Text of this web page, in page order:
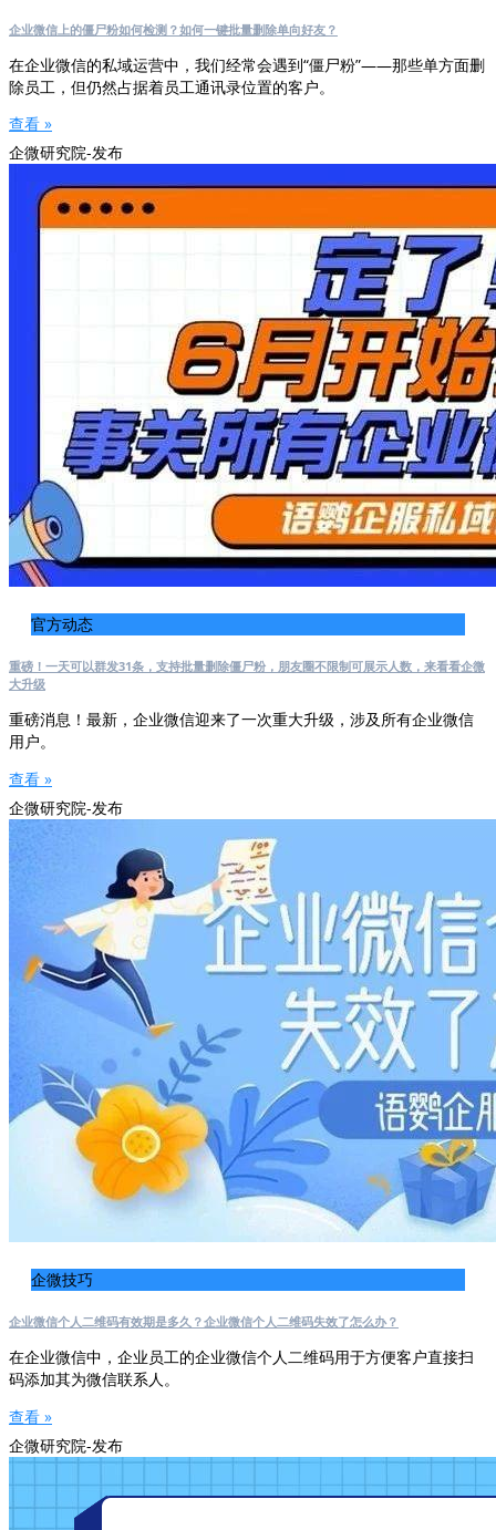
企业微信上的僵尸粉如何检测？如何一键批量删除单向好友？
在企业微信的私域运营中，我们经常会遇到“僵尸粉”——那些单方面删
除员工，但仍然占据着员工通讯录位置的客户。
查看 »
企微研究院-发布
官方动态
重磅！一天可以群发31条，支持批量删除僵尸粉，朋友圈不限制可展示人数，来看看企微
大升级
重磅消息！最新，企业微信迎来了一次重大升级，涉及所有企业微信
用户。
查看 »
企微研究院-发布
企微技巧
企业微信个人二维码有效期是多久？企业微信个人二维码失效了怎么办？
在企业微信中，企业员工的企业微信个人二维码用于方便客户直接扫
码添加其为微信联系人。
查看 »
企微研究院-发布